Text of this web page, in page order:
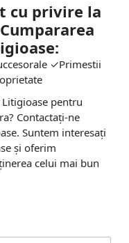
cu privire la
✓Primestii
pentru
Contactați-ne
Suntem interesați
și oferim
celui mai bun